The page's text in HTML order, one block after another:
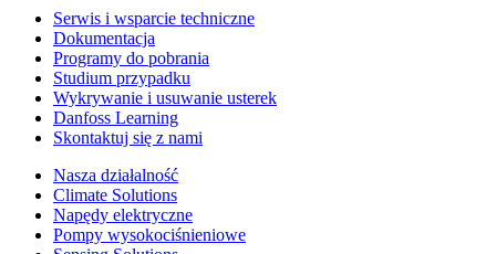
Serwis i wsparcie techniczne
Dokumentacja
Programy do pobrania
Studium przypadku
Wykrywanie i usuwanie usterek
Danfoss Learning
Skontaktuj się z nami
Nasza działalność
Climate Solutions
Napędy elektryczne
Pompy wysokociśnieniowe